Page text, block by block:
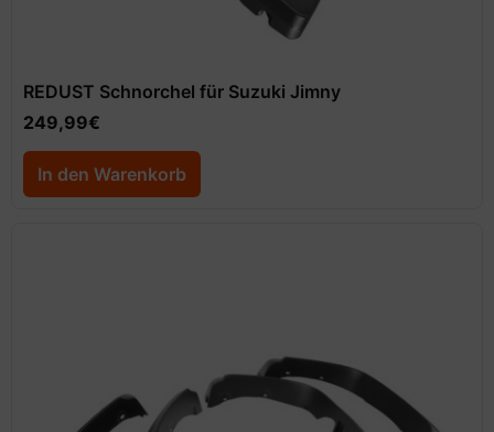
REDUST Schnorchel für Suzuki Jimny
249,99€
In den Warenkorb